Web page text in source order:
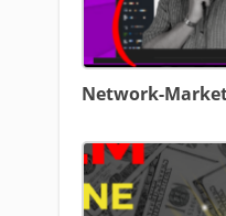
Network-